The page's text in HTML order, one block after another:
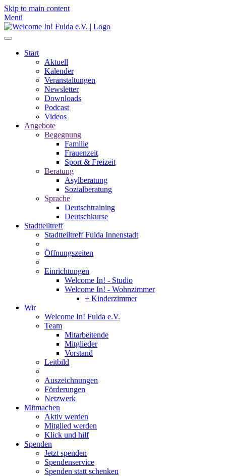
Skip to main content
Menü
Start
Aktuell
Kalender
Veranstaltungen
Newsletter
Downloads
Podcast
Videos
Angebote
Begegnung
Familie
Frauenzeit
Sport & Freizeit
Beratung
Asylberatung
Sozialberatung
Sprache
Deutschtraining
Deutschkurse
Stadtteiltreff
Stadtteiltreff Fulda Innenstadt
Öffnungszeiten
Einrichtungen
Welcome In! - Studio
Welcome In! - Wohnzimmer
+ Kinderzimmer
Wir
Welcome In! Fulda e.V.
Team
Mitarbeitende
Mitglieder
Vorstand
Leitbild
Auszeichnungen
Förderungen
Netzwerk
Mitmachen
Aktiv werden
Mitglied werden
Klick und hilf
Spenden
Jetzt spenden
Spendenservice
Spenden statt schenken